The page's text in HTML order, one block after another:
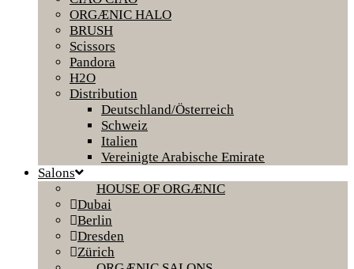
ORGÆNIC HALO
BRUSH
Scissors
Pandora
H2O
Distribution
Deutschland/Österreich
Schweiz
Italien
Vereinigte Arabische Emirate
Salons
HOUSE OF ORGÆNIC
Dubai
Berlin
Dresden
Zürich